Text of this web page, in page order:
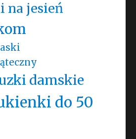
na jesień
damskie
do 50